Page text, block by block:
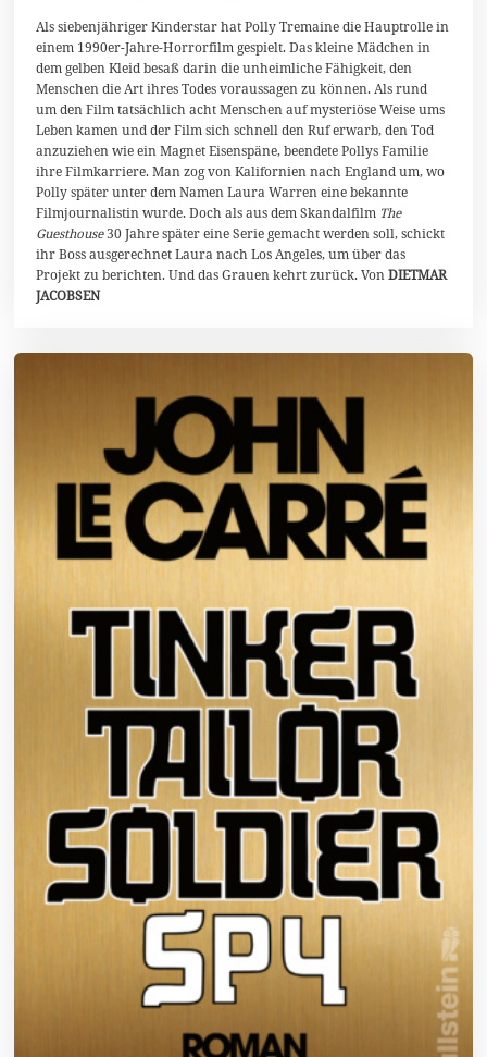
2
0
2
6
Als siebenjähriger Kinderstar hat Polly Tremaine die Hauptrolle in
einem 1990er-Jahre-Horrorfilm gespielt. Das kleine Mädchen in
dem gelben Kleid besaß darin die unheimliche Fähigkeit, den
Menschen die Art ihres Todes voraussagen zu können. Als rund
um den Film tatsächlich acht Menschen auf mysteriöse Weise ums
Leben kamen und der Film sich schnell den Ruf erwarb, den Tod
anzuziehen wie ein Magnet Eisenspäne, beendete Pollys Familie
ihre Filmkarriere. Man zog von Kalifornien nach England um, wo
Polly später unter dem Namen Laura Warren eine bekannte
Filmjournalistin wurde. Doch als aus dem Skandalfilm The
Guesthouse30 Jahre später eine Serie gemacht werden soll, schickt
ihr Boss ausgerechnet Laura nach Los Angeles, um über das
Projekt zu berichten. Und das Grauen kehrt zurück. VonDIETMAR
JACOBSEN